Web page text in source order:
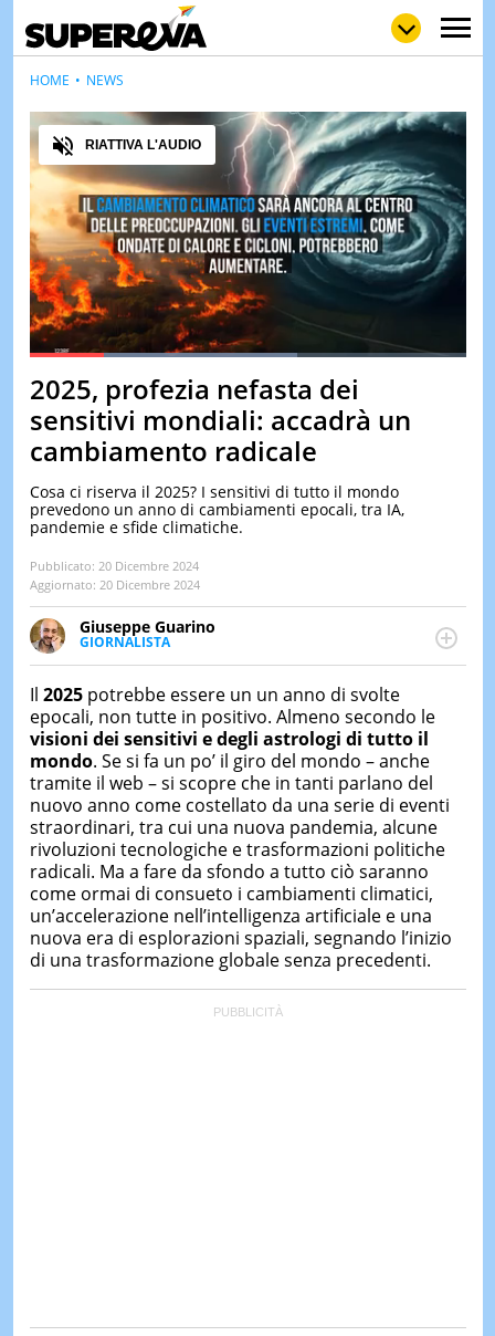
LOLGULP
LOVE
WOW
POP
STORIE
VIDEO
LE
DI
Pause Unmute
Loaded:61.31%
Audio
RIATTIVA L'AUDIO
2025, profezia nefasta dei
sensitivi mondiali: accadrà un
cambiamento radicale
Cosa ci riserva il 2025? I sensitivi di tutto il mondo
prevedono un anno di cambiamenti epocali, tra IA,
pandemie e sfide climatiche.
Pubblicato: 20 Dicembre 2024
Aggiornato: 20 Dicembre 2024
Giuseppe Guarino
GIORNALISTA
Ph(D) in Diritto Comparato e processi di
integrazione e attivo nel campo della ricerca, in
particolare sulla Storia contemporanea di America
Latina e Spagna. Collabora con numerose testate ed
è presidente dell'Associazione Culturale "La
Biblioteca del Sannio".
HOME NEWS
Il 2025potrebbe essere un un anno di svolte
epocali, non tutte in positivo. Almeno secondo le
visioni dei sensitivi edegli astrologi di tutto il
mondo. Se si fa un po’ il giro del mondo – anche
tramite il web – si scopre che in tanti parlano del
nuovo anno come costellato da una serie di eventi
straordinari, tra cui una nuova pandemia, alcune
rivoluzioni tecnologiche e trasformazioni politiche
radicali. Ma a fare da sfondo a tutto ciò saranno
come ormai di consueto i cambiamenti climatici,
un’accelerazione nell’intelligenza artificiale e una
nuova era di esplorazioni spaziali, segnando l’inizio
di una trasformazione globale senza precedenti.